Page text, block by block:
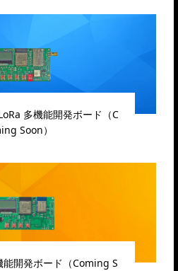
多機能開発ボード（C
Soon）
開発ボード（Coming S